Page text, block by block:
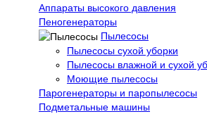
Аппараты высокого давления
Пеногенераторы
Пылесосы
Пылесосы сухой уборки
Пылесосы влажной и сухой
Моющие пылесосы
Парогенераторы и паропылесосы
Подметальные машины